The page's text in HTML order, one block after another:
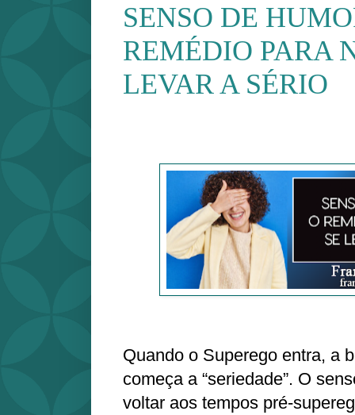
SENSO DE
REMÉDIO PARA
LEVAR A SÉRIO
Quando o Superego entra, a
começa a “seriedade”. O
voltar aos tempos pré-